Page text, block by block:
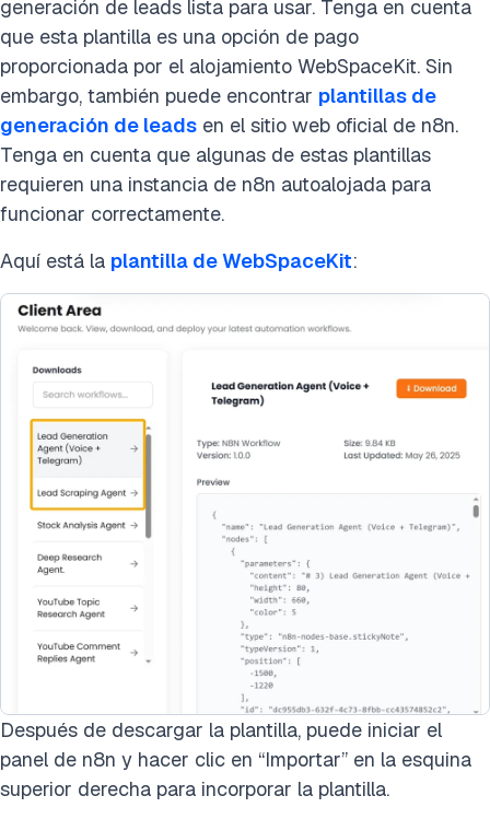
generación de leads lista para usar. Tenga en cuenta
que esta plantilla es una opción de pago
proporcionada por el alojamiento WebSpaceKit. Sin
embargo, también puede encontrar plantillas de
generación de leads en el sitio web oficial de n8n.
Tenga en cuenta que algunas de estas plantillas
requieren una instancia de n8n autoalojada para
funcionar correctamente.
Aquí está la plantilla de WebSpaceKit:
Después de descargar la plantilla, puede iniciar el
panel de n8n y hacer clic en “Importar” en la esquina
superior derecha para incorporar la plantilla.